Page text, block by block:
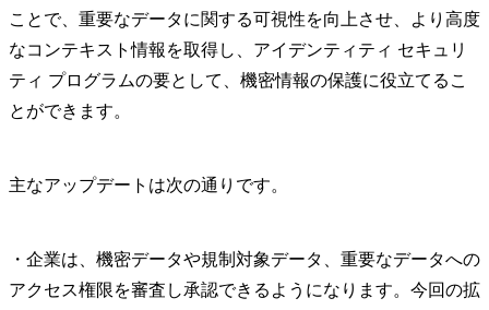
ことで、重要なデータに関する可視性を向上させ、より高度
なコンテキスト情報を取得し、アイデンティティ セキュリ
ティ プログラムの要として、機密情報の保護に役立てるこ
とができます。
主なアップデートは次の通りです。
・企業は、機密データや規制対象データ、重要なデータへの
アクセス権限を審査し承認できるようになります。今回の拡